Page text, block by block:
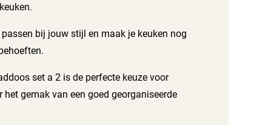
bij jouw stijl en maak je keuken nog
set a 2 is de perfecte keuze voor
gemak van een goed georganiseerde